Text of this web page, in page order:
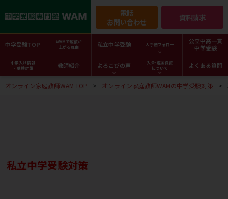
電話
お問い合わせ
資料請求
中学受験TOP
WAMで成績が
上がる理由
私立中学受験 大手塾フォロー
公立中高一貫
中学受験
中学入試情報
・受験対策
教師紹介 よろこびの声
入会･返金保証
について
よくある質問
オンライン家庭教師WAM TOP オンライン家庭教師WAMの中学受験対策
私立中学受験対策